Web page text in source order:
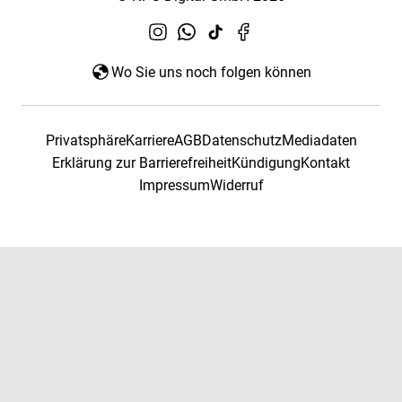
Wo Sie uns noch folgen können
PrivatsphäreKarriereAGBDatenschutzMediadaten
Erklärung zur BarrierefreiheitKündigungKontakt
ImpressumWiderruf